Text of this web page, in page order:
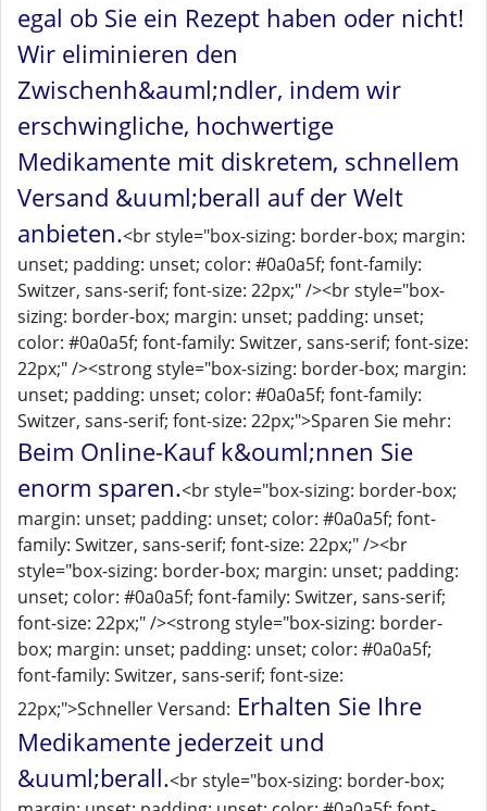
egal ob Sie ein Rezept haben oder nicht!
Wir eliminieren den
Zwischenh&auml;ndler, indem wir
erschwingliche, hochwertige
Medikamente mit diskretem, schnellem
Versand &uuml;berall auf der Welt
anbieten.<br style="box-sizing: border-box; margin:
unset; padding: unset; color: #0a0a5f; font-family:
Switzer, sans-serif; font-size: 22px;" /><br style="box-
sizing: border-box; margin: unset; padding: unset;
color: #0a0a5f; font-family: Switzer, sans-serif; font-size:
22px;" /><strong style="box-sizing: border-box; margin:
unset; padding: unset; color: #0a0a5f; font-family:
Switzer, sans-serif; font-size: 22px;">Sparen Sie mehr:
Beim Online-Kauf k&ouml;nnen Sie
enorm sparen.<br style="box-sizing: border-box;
margin: unset; padding: unset; color: #0a0a5f; font-
family: Switzer, sans-serif; font-size: 22px;" /><br
style="box-sizing: border-box; margin: unset; padding:
unset; color: #0a0a5f; font-family: Switzer, sans-serif;
font-size: 22px;" /><strong style="box-sizing: border-
box; margin: unset; padding: unset; color: #0a0a5f;
font-family: Switzer, sans-serif; font-size:
22px;">Schneller Versand: Erhalten Sie Ihre
Medikamente jederzeit und
&uuml;berall.<br style="box-sizing: border-box;